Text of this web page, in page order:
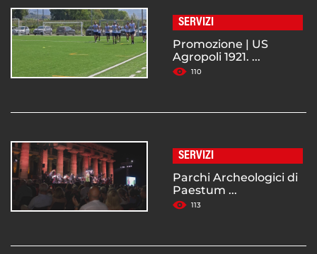
SERVIZI
Promozione | US
Agropoli 1921. ...
110
SERVIZI
Parchi Archeologici di
Paestum ...
113